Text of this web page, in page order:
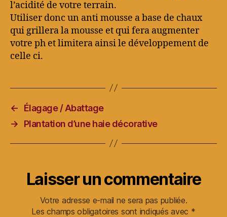
l’acidité de votre terrain.
Utiliser donc un anti mousse a base de chaux
qui grillera la mousse et qui fera augmenter
votre ph et limitera ainsi le développement de
celle ci.
←
Élagage / Abattage
→
Plantation d’une haie décorative
Laisser un commentaire
Votre adresse e-mail ne sera pas publiée.
Les champs obligatoires sont indiqués avec *